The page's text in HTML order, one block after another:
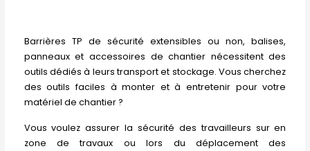
Barrières TP de sécurité extensibles ou non, balises,
panneaux et accessoires de chantier nécessitent des
outils dédiés à leurs transport et stockage. Vous cherchez
des outils faciles à monter et à entretenir pour votre
matériel de chantier ?
Vous voulez assurer la sécurité des travailleurs sur en
zone de travaux ou lors du déplacement des